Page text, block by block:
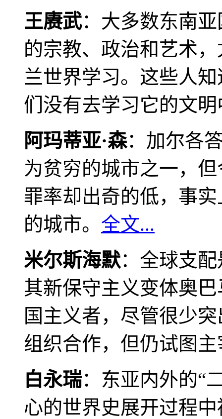
王赓武：大多数东南
的宗教、政治和艺术
兰世界学习。这些人
们没有去学习它的文
阿玛蒂亚·森：加尔各
为贫穷的城市之一，
罪率却出奇的低，事
的城市。 全文...
米尔斯海默：全球支
其新保守主义变体奥
国主义者，尽管很少
组织合作，但仍试图
白永瑞：东亚内外的“
心的世界史展开过程